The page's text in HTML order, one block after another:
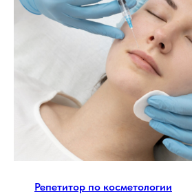
Репетитор по косметологии